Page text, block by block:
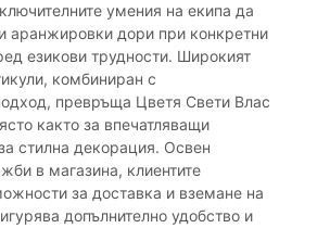
умения на екипа да
аранжировки дори при конкретни
езикови трудности. Широкият
комбиниран с
превръща Цветя Свети Влас
както за впечатляващи
стилна декорация. Освен
в магазина, клиентите
за доставка и вземане на
допълнително удобство и